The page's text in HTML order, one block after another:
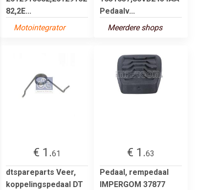
82,2E...
Motointegrator
Pedaalv...
Meerdere shops
€ 1.61
dtspareparts Veer,
koppelingspedaal DT
€ 1.63
Pedaal, rempedaal
IMPERGOM 37877